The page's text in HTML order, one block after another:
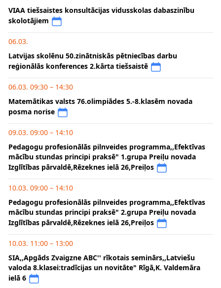
VIAA tiešsaistes konsultācijas vidusskolas dabaszinību
skolotājiem
06.03.
Latvijas skolēnu 50.zinātniskās pētniecības darbu
reģionālās konferences 2.kārta tiešsaistē
06.03. 09:30 – 14:30
Matemātikas valsts 76.olimpiādes 5.-8.klasēm novada
posma norise
09.03. 09:00 – 14:10
Pedagogu profesionālās pilnveides programma,,Efektīvas
mācību stundas principi praksē" 1.grupa Preiļu novada
Izglītības pārvaldē,Rēzeknes ielā 26,Preiļos
10.03. 09:00 – 14:10
Pedagogu profesionālās pilnveides programma,,Efektīvas
mācību stundas principi praksē" 2.grupa Preiļu novada
Izglītības pārvaldē,Rēzeknes ielā 26,Preiļos
10.03. 11:00 – 13:00
SIA,,Apgāds Zvaigzne ABC'' rīkotais seminārs,,Latviešu
valoda 8.klasei:tradīcijas un novitāte" Rīgā,K. Valdemāra
ielā 6